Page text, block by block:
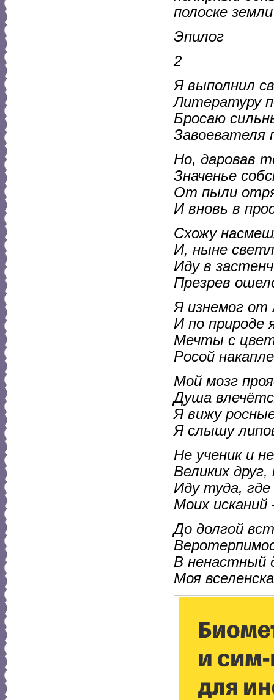
полоске
Эпилог
2
Я выполнил
Литературу
Бросаю
Завоевателя
Но, даровав
Значенье
От пыли
И вновь в
Схожу
И, ныне
Иду в
Презрев
Я изнемог от
И по природе
Мечты с
Росой
Мой мозг
Душа
Я вижу
Я слышу
Не ученик и
Великих
Иду туда,
Моих исканий
До долгой
В ненастный
Моя